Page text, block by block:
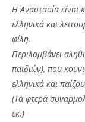
Η Αναστασία είναι
ελληνικά και
φίλη.
Περιλαμβάνει
παιδιών), που
ελληνικά και
(Τα φτερά
εκ.)